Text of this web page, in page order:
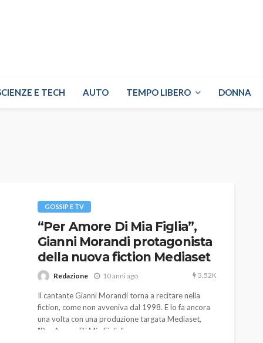
E TECH AUTO TEMPO LIBERO DONNA
GOSSIP E TV
“Per Amore Di Mia Figlia”,
Gianni Morandi protagonista
della nuova fiction Mediaset
Redazione 10 anni ago 3.52K
Il cantante Gianni Morandi torna a recitare nella
fiction, come non avveniva dal 1998. E lo fa ancora
una volta con una produzione targata Mediaset,
"Per Amore Di Mia Figlia".